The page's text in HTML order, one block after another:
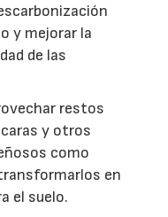
y mejorar la
de las
restos
y otros
como
en
el suelo.